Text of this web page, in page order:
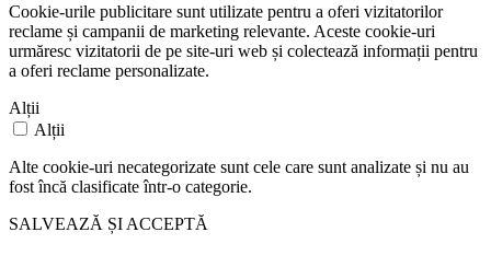
Cookie-urile publicitare sunt utilizate pentru a oferi vizitatorilor
reclame și campanii de marketing relevante. Aceste cookie-uri
urmăresc vizitatorii de pe site-uri web și colectează informații pentru
a oferi reclame personalizate.
Alții
Alții
Alte cookie-uri necategorizate sunt cele care sunt analizate și nu au
fost încă clasificate într-o categorie.
SALVEAZĂ ȘI ACCEPTĂ